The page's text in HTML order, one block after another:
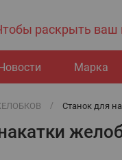
раскрыть ваш
Марка
Станок для